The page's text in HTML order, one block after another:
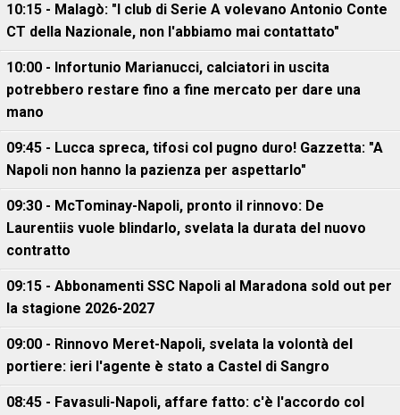
10:15 - Malagò: "I club di Serie A volevano Antonio Conte
CT della Nazionale, non l'abbiamo mai contattato"
10:00 - Infortunio Marianucci, calciatori in uscita
potrebbero restare fino a fine mercato per dare una
mano
09:45 - Lucca spreca, tifosi col pugno duro! Gazzetta: "A
Napoli non hanno la pazienza per aspettarlo"
09:30 - McTominay-Napoli, pronto il rinnovo: De
Laurentiis vuole blindarlo, svelata la durata del nuovo
contratto
09:15 - Abbonamenti SSC Napoli al Maradona sold out per
la stagione 2026-2027
09:00 - Rinnovo Meret-Napoli, svelata la volontà del
portiere: ieri l'agente è stato a Castel di Sangro
08:45 - Favasuli-Napoli, affare fatto: c'è l'accordo col